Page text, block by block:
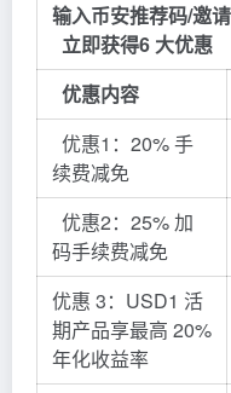
输入币安推荐码/邀
立即获得6 大优惠
优惠内容
优惠1：20% 手
续费减免
优惠2：25% 加
码手续费减免
优惠 3：USD1 活
期产品享最高 20%
年化收益率